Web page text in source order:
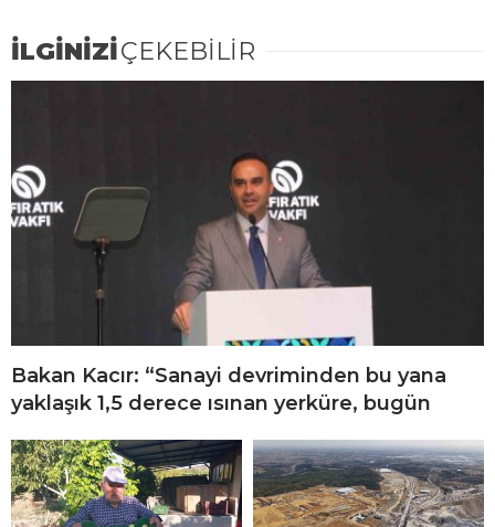
İLGİNİZİÇEKEBİLİR
Bakan Kacır: “Sanayi devriminden bu yana
yaklaşık 1,5 derece ısınan yerküre, bugün